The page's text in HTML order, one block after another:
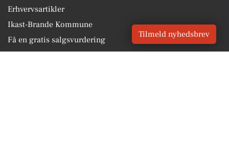
Erhvervsartikler
Ikast-Brande Kommune
Få en gratis salgsvurdering
Tilmeld nyhedsbrev